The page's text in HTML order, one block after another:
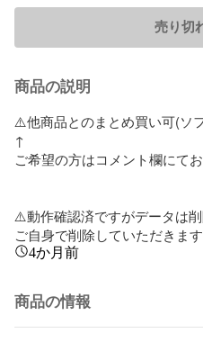
売り切
商品の説明
⚠️他商品とのまとめ買い可(ソ
↑
ご希望の方はコメント欄にてお
⚠️動作確認済ですがデータは削
ご自身で削除していただきま
4か月前
商品の情報